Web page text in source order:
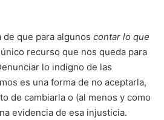
que para algunos contar lo que
recurso que nos queda para
lo indigno de las
es una forma de no aceptarla,
de cambiarla o (al menos y como
evidencia de esa injusticia.